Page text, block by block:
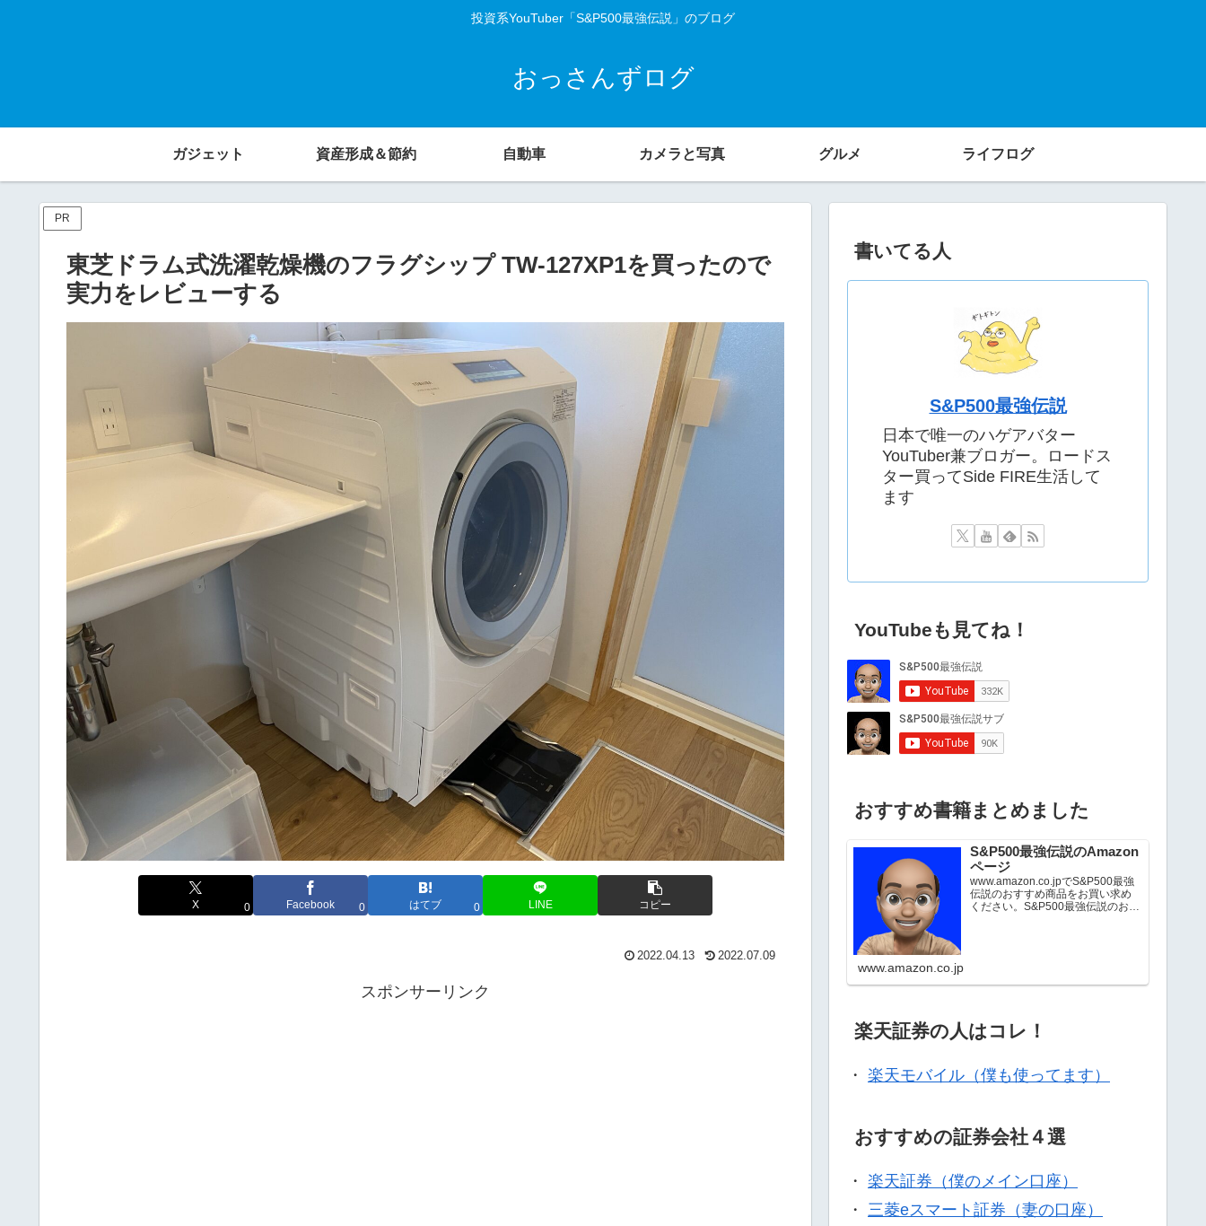
投資系YouTuber「S&P500最強伝説」のブログ
おっさんずログ
ガジェット 資産形成＆節約 自動車 カメラと写真 グルメ ライフログ
PR
東芝ドラム式洗濯乾燥機のフラグシップ TW-127XP1を買ったので
実力をレビューする
X 0 Facebook 0 はてブ 0 LINE コピー
2022.04.13 2022.07.09
スポンサーリンク
書いてる人
S&P500最強伝説
日本で唯一のハゲアバター
YouTuber兼ブロガー。ロードス
ター買ってSide FIRE生活して
ます
YouTubeも見てね！
おすすめ書籍まとめました
S&P500最強伝説のAmazon
ページ
www.amazon.co.jpでS&P500最強
伝説のおすすめ商品をお買い求め
ください。S&P500最強伝説のお気
www.amazon.co.jp
楽天証券の人はコレ！
・ 楽天モバイル（僕も使ってます）
おすすめの証券会社４選
・ 楽天証券（僕のメイン口座）
・ 三菱eスマート証券（妻の口座）